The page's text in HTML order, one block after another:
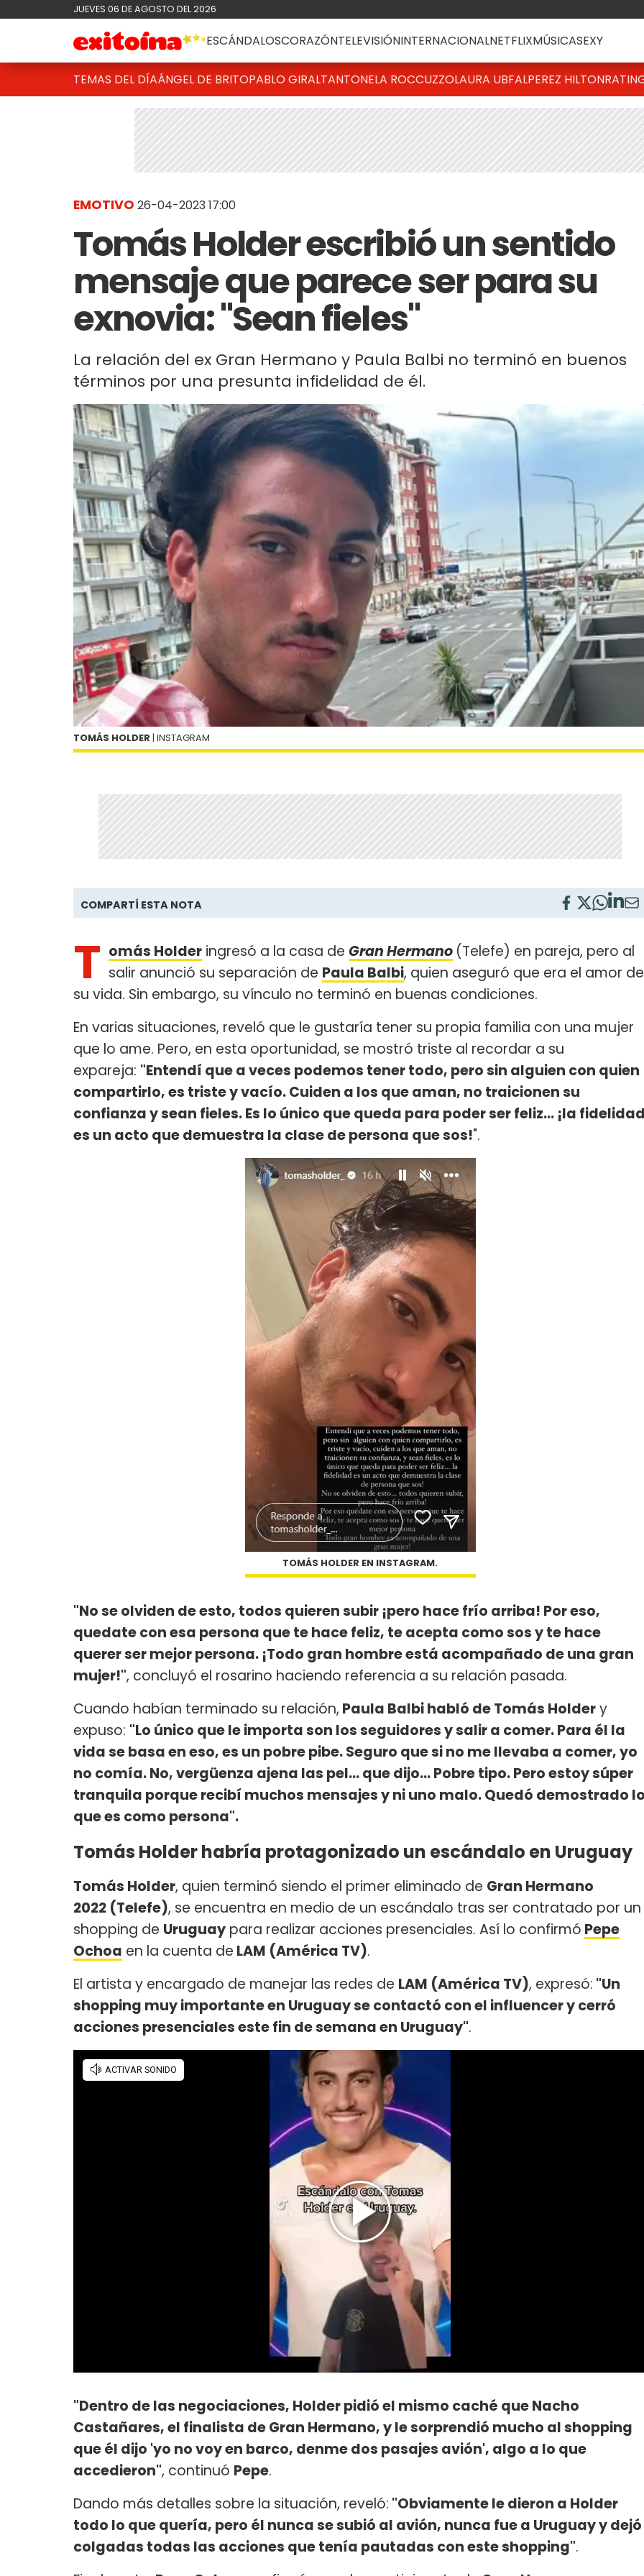
JUEVES 06 DE AGOSTO DEL 2026
ESCÁNDALOSCORAZÓNTELEVISIÓNINTERNACIONALNETFLIXMÚSICASEXY
TEMAS DEL DÍAÁNGEL DE BRITOPABLO GIRALTANTONELA ROCCUZZOLAURA UBFALPEREZ HILTON
EMOTIVO 26-04-2023 17:00
Tomás Holder escribió un sentido
mensaje que parece ser para su
exnovia: "Sean fieles"
La relación del ex Gran Hermano y Paula Balbi no terminó en buenos
términos por una presunta infidelidad de él.
TOMÁS HOLDER | INSTAGRAM
COMPARTÍ ESTA NOTA
T omás Holder ingresó a la casa de Gran Hermano (Telefe) en pareja, pero al
salir anunció su separación de Paula Balbi, quien aseguró que era el amor de
su vida. Sin embargo, su vínculo no terminó en buenas condiciones.
En varias situaciones, reveló que le gustaría tener su propia familia con una mujer
que lo ame. Pero, en esta oportunidad, se mostró triste al recordar a su
expareja: "Entendí que a veces podemos tener todo, pero sin alguien con quien
compartirlo, es triste y vacío. Cuiden a los que aman, no traicionen su
confianza y sean fieles. Es lo único que queda para poder ser feliz... ¡la
es un acto que demuestra la clase de persona que sos!".
TOMÁS HOLDER EN INSTAGRAM.
"No se olviden de esto, todos quieren subir ¡pero hace frío arriba! Por eso,
quedate con esa persona que te hace feliz, te acepta como sos y te hace
querer ser mejor persona. ¡Todo gran hombre está acompañado de una gran
mujer!", concluyó el rosarino haciendo referencia a su relación pasada.
Cuando habían terminado su relación, Paula Balbi habló de Tomás Holdery
expuso: "Lo único que le importa son los seguidores y salir a comer. Para él la
vida se basa en eso, es un pobre pibe. Seguro que si no me llevaba a comer, yo
no comía. No, vergüenza ajena las pel... que dijo... Pobre tipo. Pero estoy súper
tranquila porque recibí muchos mensajes y ni uno malo. Quedó demostrado
que es como persona".
Tomás Holder habría protagonizado un escándalo en Uruguay
Tomás Holder, quien terminó siendo el primer eliminado de Gran Hermano
2022 (Telefe), se encuentra en medio de un escándalo tras ser contratado por un
shopping de Uruguay para realizar acciones presenciales. Así lo confirmó Pepe
Ochoa en la cuenta de LAM (América TV).
El artista y encargado de manejar las redes de LAM (América TV), expresó: "Un
shopping muy importante en Uruguay se contactó con el influencer y cerró
acciones presenciales este fin de semana en Uruguay".
"Dentro de las negociaciones, Holder pidió el mismo caché que Nacho
Castañares, el finalista de Gran Hermano, y le sorprendió mucho al shopping
que él dijo 'yo no voy en barco, denme dos pasajes avión', algo a lo que
accedieron", continuó Pepe.
Dando más detalles sobre la situación, reveló: "Obviamente le dieron a Holder
todo lo que quería, pero él nunca se subió al avión, nunca fue a Uruguay y dejó
colgadas todas las acciones que tenía pautadas con este shopping".